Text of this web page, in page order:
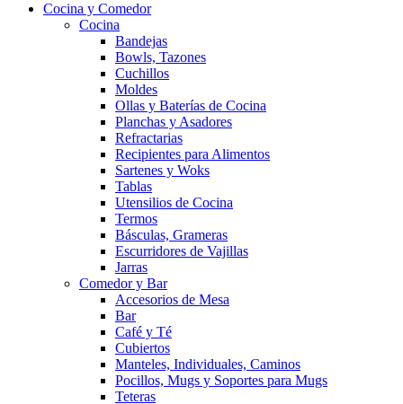
Cocina y Comedor
Cocina
Bandejas
Bowls, Tazones
Cuchillos
Moldes
Ollas y Baterías de Cocina
Planchas y Asadores
Refractarias
Recipientes para Alimentos
Sartenes y Woks
Tablas
Utensilios de Cocina
Termos
Básculas, Grameras
Escurridores de Vajillas
Jarras
Comedor y Bar
Accesorios de Mesa
Bar
Café y Té
Cubiertos
Manteles, Individuales, Caminos
Pocillos, Mugs y Soportes para Mugs
Teteras